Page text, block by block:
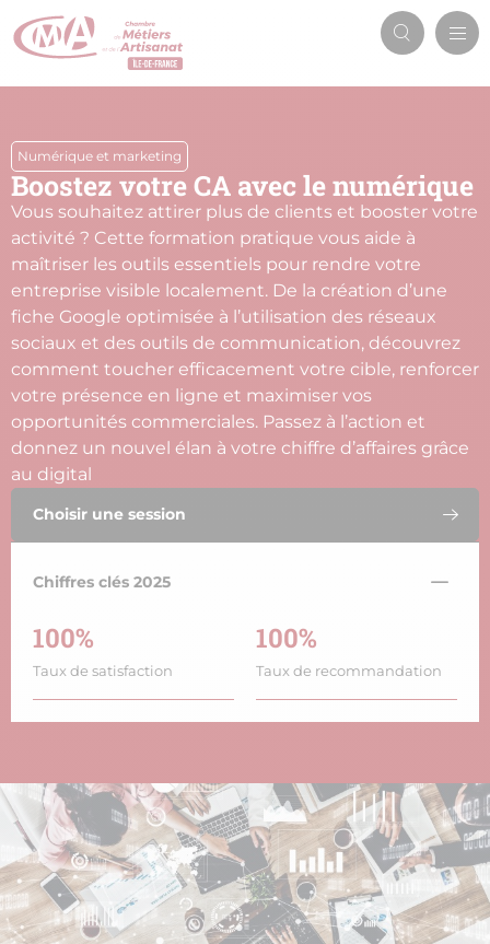
Aller
au
Numérique et marketing
Boostez votre CA avec le numérique
Vous souhaitez attirer plus de clients et booster votre
activité ? Cette formation pratique vous aide à
maîtriser les outils essentiels pour rendre votre
entreprise visible localement. De la création d’une
fiche Google optimisée à l’utilisation des réseaux
sociaux et des outils de communication, découvrez
comment toucher efficacement votre cible, renforcer
votre présence en ligne et maximiser vos
opportunités commerciales. Passez à l’action et
donnez un nouvel élan à votre chiffre d’affaires grâce
au digital
Choisir une session
Chiffres clés 2025
100%
Taux de satisfaction
100%
Taux de recommandation